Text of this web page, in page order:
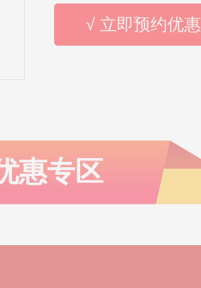
√ 立即预约优惠
惠专区